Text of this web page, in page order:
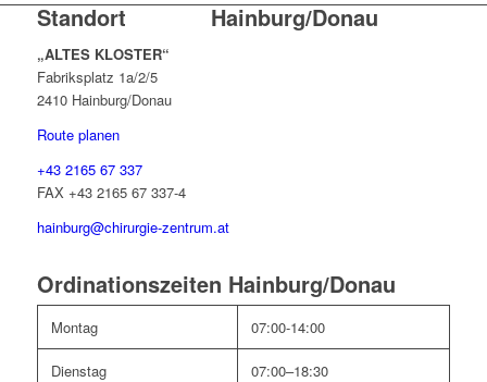
Standort Hainburg/Donau
„ALTES KLOSTER“
Fabriksplatz 1a/2/5
2410 Hainburg/Donau
Route planen
+43 2165 67 337
FAX +43 2165 67 337-4
hainburg@chirurgie-zentrum.at
Ordinationszeiten Hainburg/Donau
Montag 07:00-14:00
Dienstag 07:00–18:30